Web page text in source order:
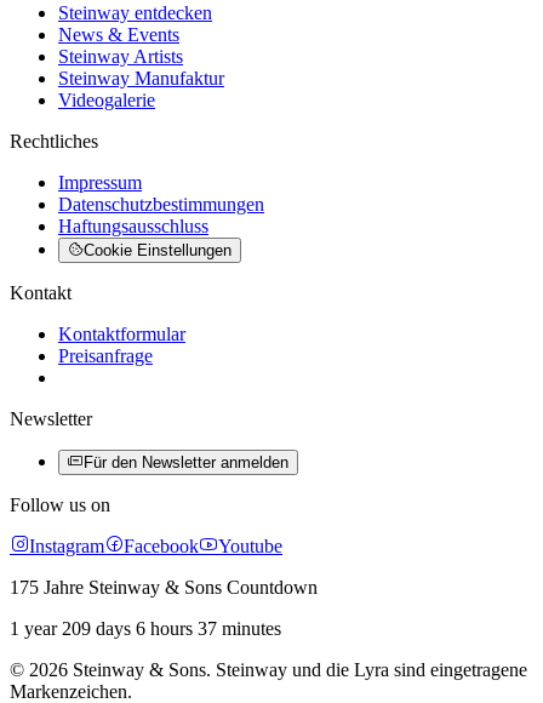
Steinway entdecken
News & Events
Steinway Artists
Steinway Manufaktur
Videogalerie
Rechtliches
Impressum
Datenschutzbestimmungen
Haftungsausschluss
Cookie Einstellungen
Kontakt
Kontaktformular
Preisanfrage
Newsletter
Für den Newsletter anmelden
Follow us on
Instagram
Facebook
Youtube
175 Jahre Steinway & Sons Countdown
1 year 209 days 6 hours 37 minutes
© 2026 Steinway & Sons. Steinway und die Lyra sind eingetragene
Markenzeichen.